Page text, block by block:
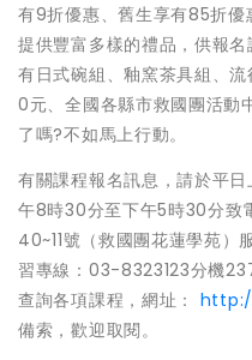
有9折優惠、舊生享有85折優
提供豐富多樣的禮品，供報
有日式碗組、釉窯茶具組、
0元、全國各縣市救國團活動
了嗎?不如馬上行動。
有關課程報名訊息，請於平
午8時30分至下午5時30分致
40~11號（救國團花蓮學苑）
習專線：03-8323123分機
查詢各項課程，網址：
備索，歡迎取閱。